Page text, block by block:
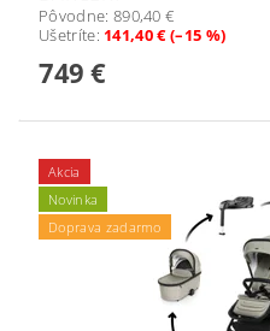
Pôvodne: 890,40 €
Ušetríte: 141,40 € (–15 %)
749 €
Akcia
Novinka
Doprava zadarmo